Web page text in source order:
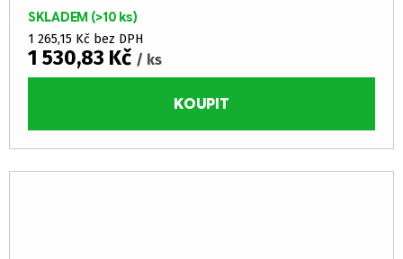
SKLADEM (>10 ks)
1 265,15 Kč bez DPH
1 530,83 Kč / ks
KOUPIT
oheň...